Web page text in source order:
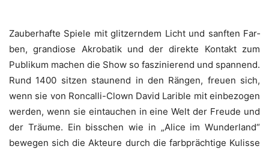
Zau­ber­haf­te Spie­le mit glit­zern­dem Licht und sanf­ten Far­
ben, gran­dio­se Akro­ba­tik und der direk­te Kon­takt zum
Publi­kum machen die Show so fas­zi­nie­rend und span­nend.
Rund 1400 sit­zen stau­nend in den Rän­gen, freu­en sich,
wenn sie von Ron­cal­li-Clown David Lari­ble mit ein­be­zo­gen
wer­den, wenn sie ein­tau­chen in eine Welt der Freu­de und
der Träu­me. Ein biss­chen wie in „Ali­ce im Wun­der­land“
bewe­gen sich die Akteu­re durch die farb­präch­ti­ge Kulis­se